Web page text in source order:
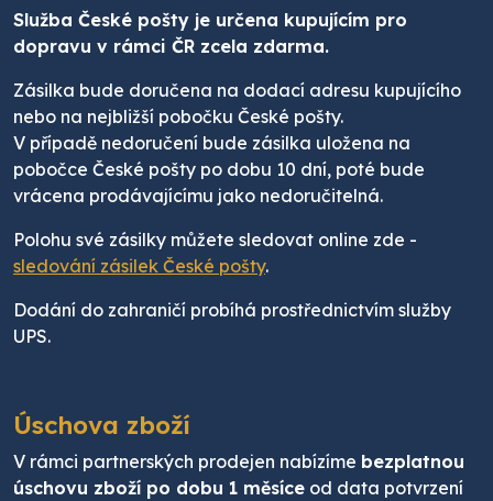
Služba České pošty je určena kupujícím pro
dopravu v rámci ČR zcela zdarma.
Zásilka bude doručena na dodací adresu kupujícího
nebo na nejbližší pobočku České pošty.
V případě nedoručení bude zásilka uložena na
pobočce České pošty po dobu 10 dní, poté bude
vrácena prodávajícímu jako nedoručitelná.
Polohu své zásilky můžete sledovat online zde -
sledování zásilek České pošty.
Dodání do zahraničí probíhá prostřednictvím služby
UPS.
Úschova zboží
V rámci partnerských prodejen nabízíme bezplatnou
úschovu zboží po dobu 1 měsíce od data potvrzení